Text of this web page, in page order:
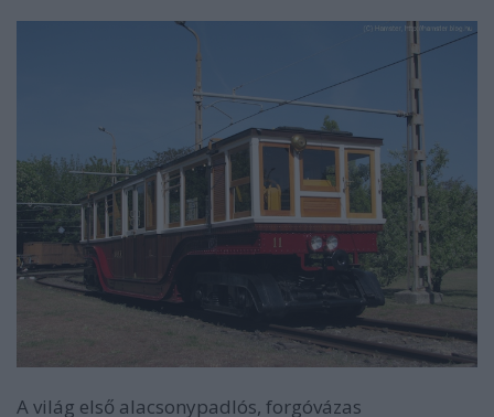
A világ első alacsonypadlós, forgóvázas